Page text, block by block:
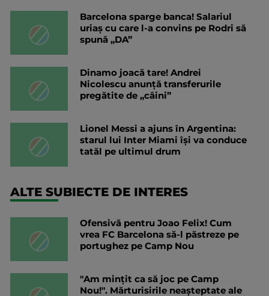
Barcelona sparge banca! Salariul
uriaș cu care l-a convins pe Rodri să
spună „DA”
Dinamo joacă tare! Andrei
Nicolescu anunță transferurile
pregătite de „câini”
Lionel Messi a ajuns în Argentina:
starul lui Inter Miami își va conduce
tatăl pe ultimul drum
ALTE SUBIECTE DE INTERES
Ofensivă pentru Joao Felix! Cum
vrea FC Barcelona să-l păstreze pe
portughez pe Camp Nou
"Am mințit ca să joc pe Camp
Nou!". Mărturisirile neașteptate ale